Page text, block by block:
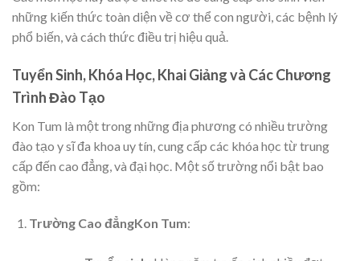
những kiến thức toàn diện về cơ thể con người, các bệnh lý
phổ biến, và cách thức điều trị hiệu quả.
Tuyển Sinh, Khóa Học, Khai Giảng và Các Chương
Trình Đào Tạo
Kon Tum là một trong những địa phương có nhiều trường
đào tạo y sĩ đa khoa uy tín, cung cấp các khóa học từ trung
cấp đến cao đẳng, và đại học. Một số trường nổi bật bao
gồm:
Trường Cao đẳngKon Tum: